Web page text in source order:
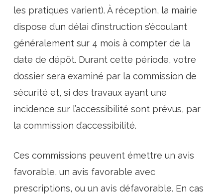
les pratiques varient). À réception, la mairie
dispose d’un délai d’instruction s’écoulant
généralement sur 4 mois à compter de la
date de dépôt. Durant cette période, votre
dossier sera examiné par la commission de
sécurité et, si des travaux ayant une
incidence sur l’accessibilité sont prévus, par
la commission d’accessibilité.
Ces commissions peuvent émettre un avis
favorable, un avis favorable avec
prescriptions, ou un avis défavorable. En cas